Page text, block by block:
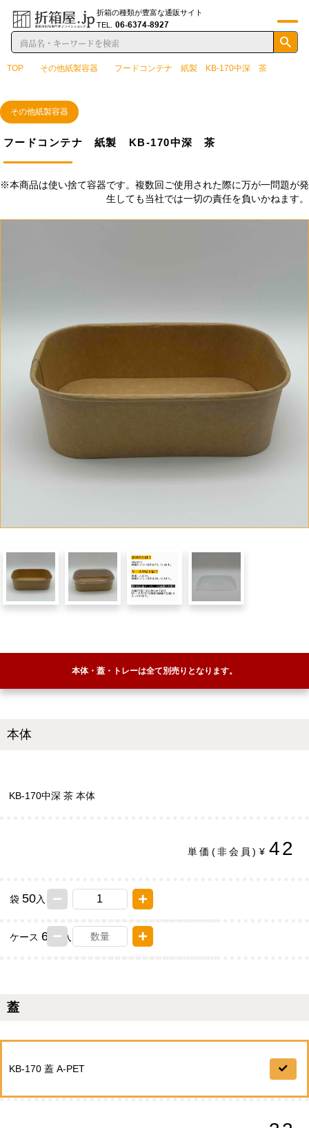
折箱の種類が豊富な通販サイト
TEL.
06-6374-8927
TOP その他紙製容器 フードコンテナ 紙製 KB-170中深 茶
その他紙製容器
フードコンテナ 紙製 KB-170中深 茶
※本商品は使い捨て容器です。複数回ご使用された際に万が一問題が発
生しても当社では一切の責任を負いかねます。
本体・蓋・トレーは全て別売りとなります。
本体
KB-170中深 茶 本体
単価 (非会員) ¥ 42
袋 50入
ケース 600 入
蓋
KB-170 蓋 A-PET